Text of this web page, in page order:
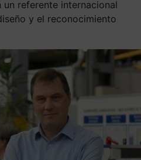
referente internacional
y el reconocimiento